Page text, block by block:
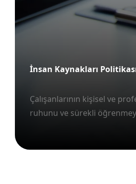
Mospart Hizmet Politikası
Müşteri memnuniyetini en
müşterilerimizin